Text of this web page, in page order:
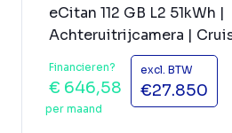
eCitan 112 GB L2 51kWh |
Achteruitrijcamera |
Financieren?
€ 646,58
per maand
excl. BTW
€27.850